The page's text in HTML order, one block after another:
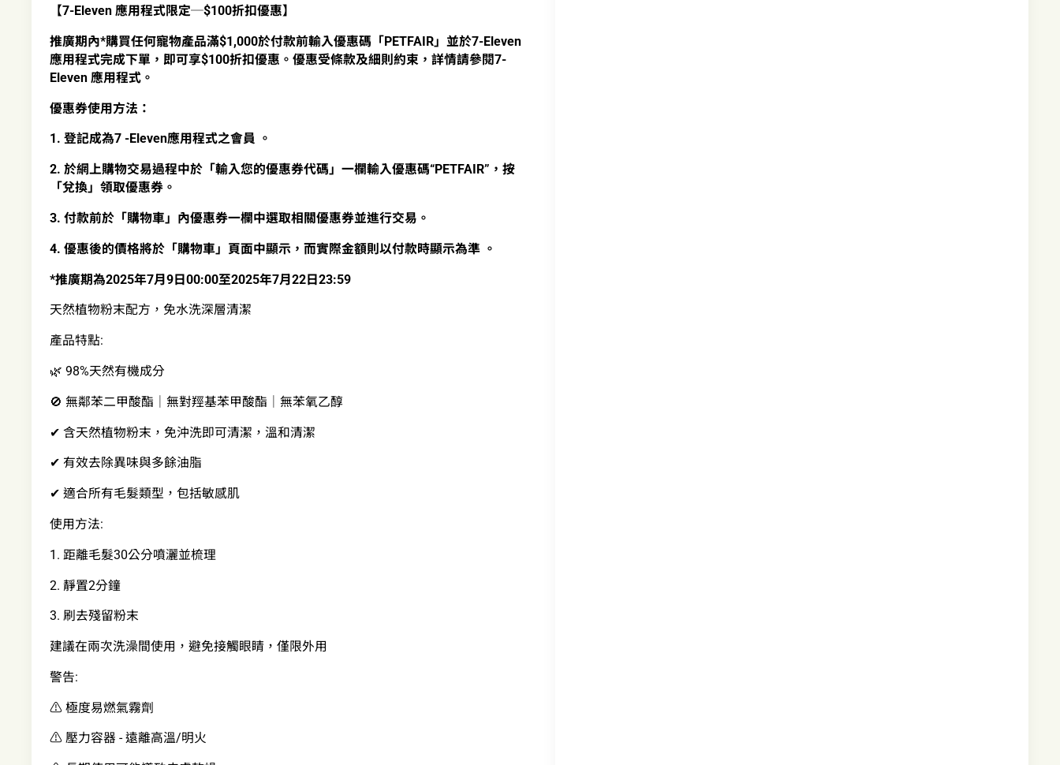
【7-Eleven 應用程式限定─$100折扣優惠】
推廣期內*購買任何寵物產品滿$1,000於付款前輸入優惠碼「PETFAIR」並於7-Eleven
應用程式完成下單，即可享$100折扣優惠。優惠受條款及細則約束，詳情請參閱7-
Eleven 應用程式。
優惠券使用方法：
1. 登記成為7 -Eleven應用程式之會員 。
2. 於網上購物交易過程中於「輸入您的優惠券代碼」一欄輸入優惠碼“PETFAIR”，按
「兌換」領取優惠券。
3. 付款前於「購物車」內優惠券一欄中選取相關優惠券並進行交易。
4. 優惠後的價格將於「購物車」頁面中顯示，而實際金額則以付款時顯示為準 。
*推廣期為2025年7月9日00:00至2025年7月22日23:59
天然植物粉末配方，免水洗深層清潔
產品特點:
🌿 98%天然有機成分
🚫 無鄰苯二甲酸酯｜無對羥基苯甲酸酯｜無苯氧乙醇
✔ 含天然植物粉末，免沖洗即可清潔，溫和清潔
✔ 有效去除異味與多餘油脂
✔ 適合所有毛髮類型，包括敏感肌
使用方法:
1. 距離毛髮30公分噴灑並梳理
2. 靜置2分鐘
3. 刷去殘留粉末
建議在兩次洗澡間使用，避免接觸眼睛，僅限外用
警告:
⚠️ 極度易燃氣霧劑
⚠️ 壓力容器 - 遠離高溫/明火